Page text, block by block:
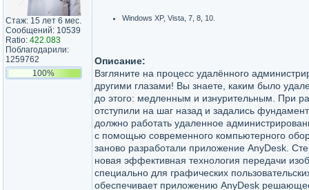
Стаж: 15 лет 6 мес.
Сообщений: 10539
Ratio: 422.083
Поблагодарили:
1259762
100%
Windows XP, Vista, 7, 8, 10.
Описание:
Взгляните на процесс удалённого
другими глазами! Вы знаете, каким было
до этого: медленным и изнурительным. При
отступили на шаг назад и задались
должно работать удаленное
с помощью современного компьютерного
заново разработали приложение AnyDesk.
новая эффективная технология передачи
специально для графических
обеспечивает приложению AnyDesk